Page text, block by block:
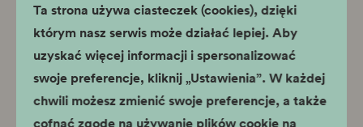
Ta strona używa ciasteczek (cookies), dzięki
którym nasz serwis może działać lepiej. Aby
uzyskać więcej informacji i spersonalizować
swoje preferencje, kliknij „Ustawienia”. W każdej
chwili możesz zmienić swoje preferencje, a także
cofnąć zgodę na używanie plików cookie na
Brünnlitz na Morawach, gdzie funkcjonowała ona do
momentu pojawienia się Armii Czerwonej (8 maja 1945).
Żydowscy pracownicy przekazali Schindlerowie i jego
żonie list informujący o jego działalności w czasie wojny,
dzięki czemu mógł bezpiecznie wyruszyć w podróż –
najpierw do Konstancji, a później do Monachium.